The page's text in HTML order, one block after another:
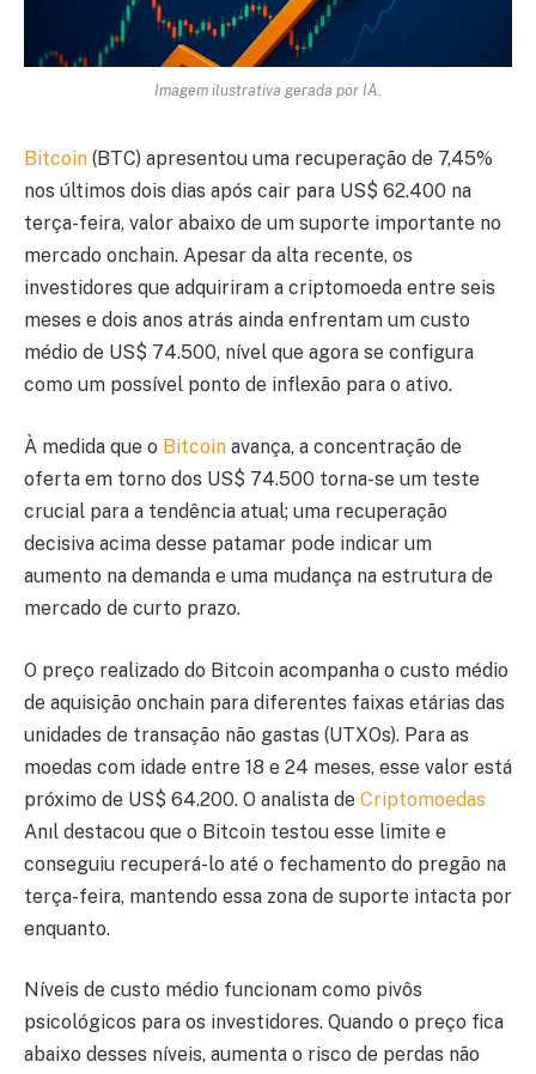
Imagem ilustrativa gerada por IA.
Bitcoin (BTC) apresentou uma recuperação de 7,45%
nos últimos dois dias após cair para US$ 62.400 na
terça-feira, valor abaixo de um suporte importante no
mercado onchain. Apesar da alta recente, os
investidores que adquiriram a criptomoeda entre seis
meses e dois anos atrás ainda enfrentam um custo
médio de US$ 74.500, nível que agora se configura
como um possível ponto de inflexão para o ativo.
À medida que o Bitcoin avança, a concentração de
oferta em torno dos US$ 74.500 torna-se um teste
crucial para a tendência atual; uma recuperação
decisiva acima desse patamar pode indicar um
aumento na demanda e uma mudança na estrutura de
mercado de curto prazo.
O preço realizado do Bitcoin acompanha o custo médio
de aquisição onchain para diferentes faixas etárias das
unidades de transação não gastas (UTXOs). Para as
moedas com idade entre 18 e 24 meses, esse valor está
próximo de US$ 64.200. O analista de Criptomoedas
Anıl destacou que o Bitcoin testou esse limite e
conseguiu recuperá-lo até o fechamento do pregão na
terça-feira, mantendo essa zona de suporte intacta por
enquanto.
Níveis de custo médio funcionam como pivôs
psicológicos para os investidores. Quando o preço fica
abaixo desses níveis, aumenta o risco de perdas não